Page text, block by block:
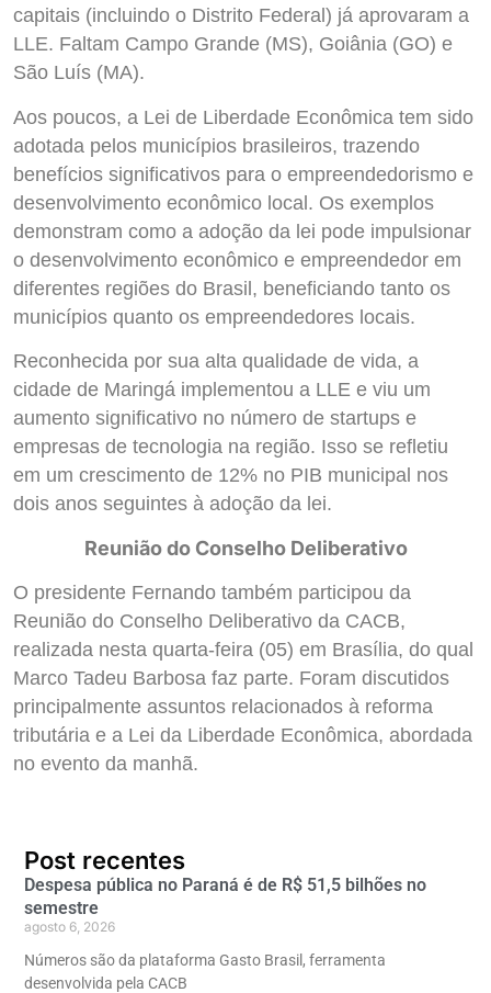
capitais (incluindo o Distrito Federal) já aprovaram a
LLE. Faltam Campo Grande (MS), Goiânia (GO) e
São Luís (MA).
Aos poucos, a Lei de Liberdade Econômica tem sido
adotada pelos municípios brasileiros, trazendo
benefícios significativos para o empreendedorismo e
desenvolvimento econômico local. Os exemplos
demonstram como a adoção da lei pode impulsionar
o desenvolvimento econômico e empreendedor em
diferentes regiões do Brasil, beneficiando tanto os
municípios quanto os empreendedores locais.
Reconhecida por sua alta qualidade de vida, a
cidade de Maringá implementou a LLE e viu um
aumento significativo no número de startups e
empresas de tecnologia na região. Isso se refletiu
em um crescimento de 12% no PIB municipal nos
dois anos seguintes à adoção da lei.
Reunião do Conselho Deliberativo
O presidente Fernando também participou da
Reunião do Conselho Deliberativo da CACB,
realizada nesta quarta-feira (05) em Brasília, do qual
Marco Tadeu Barbosa faz parte. Foram discutidos
principalmente assuntos relacionados à reforma
tributária e a Lei da Liberdade Econômica, abordada
no evento da manhã.
Post recentes
Despesa pública no Paraná é de R$ 51,5 bilhões no
semestre
agosto 6, 2026
Números são da plataforma Gasto Brasil, ferramenta
desenvolvida pela CACB